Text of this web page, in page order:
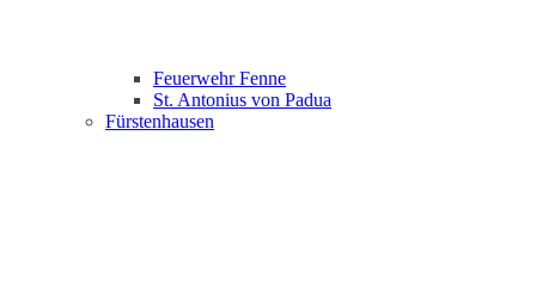
Feuerwehr Fenne
St. Antonius von Padua
Fürstenhausen